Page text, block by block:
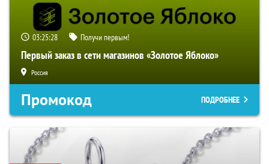
03:25:28 Получи первым!
Первый заказ в сети магазинов «Золотое Яблоко»
Россия
Промокод ПОДРОБНЕЕ